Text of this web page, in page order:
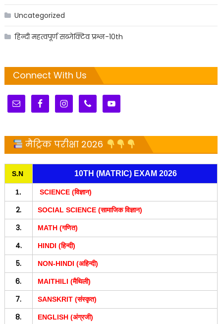
Uncategorized
हिन्दी महत्वपूर्ण सब्जेक्टिव प्रश्न-10th
Connect With Us
मैट्रिक परीक्षा 2026
S.N 10TH (MATRIC) EXAM 2026
1. SCIENCE (विज्ञान)
2. SOCIAL SCIENCE (सामाजिक विज्ञान)
3. MATH (गणित)
4. HINDI (हिन्दी)
5. NON-HINDI (अहिन्दी)
6. MAITHILI (मैथिली)
7. SANSKRIT (संस्कृत)
8. ENGLISH (अंग्रजी)